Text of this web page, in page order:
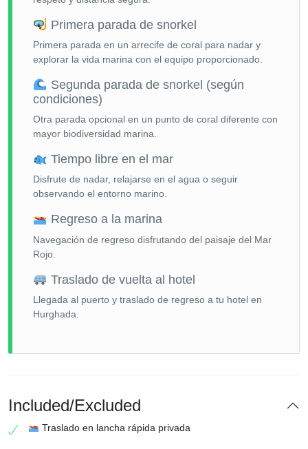
Primera parada de snorkel
Primera parada en un arrecife de coral para nadar y
explorar la vida marina con el equipo proporcionado.
Segunda parada de snorkel (según
condiciones)
Otra parada opcional en un punto de coral diferente con
mayor biodiversidad marina.
Tiempo libre en el mar
Disfrute de nadar, relajarse en el agua o seguir
observando el entorno marino.
Regreso a la marina
Navegación de regreso disfrutando del paisaje del Mar
Rojo.
Traslado de vuelta al hotel
Llegada al puerto y traslado de regreso a tu hotel en
Hurghada.
Included/Excluded
Traslado en lancha rápida privada